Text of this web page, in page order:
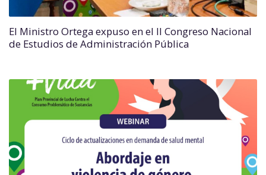
El Ministro Ortega expuso en el II Congreso Nacional
de Estudios de Administración Pública